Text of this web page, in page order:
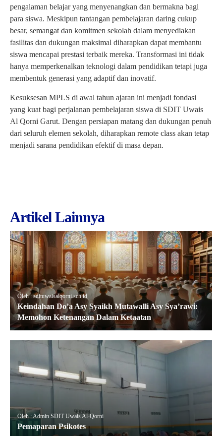
pengalaman belajar yang menyenangkan dan bermakna bagi
para siswa. Meskipun tantangan pembelajaran daring cukup
besar, semangat dan komitmen sekolah dalam menyediakan
fasilitas dan dukungan maksimal diharapkan dapat membantu
siswa mencapai prestasi terbaik mereka. Transformasi ini tidak
hanya memperkenalkan teknologi dalam pendidikan tetapi juga
membentuk generasi yang adaptif dan inovatif.
Kesuksesan MPLS di awal tahun ajaran ini menjadi fondasi
yang kuat bagi perjalanan pembelajaran siswa di SDIT Uwais
Al Qorni Garut. Dengan persiapan matang dan dukungan penuh
dari seluruh elemen sekolah, diharapkan remote class akan tetap
menjadi sarana pendidikan efektif di masa depan.
Artikel Lainnya
Oleh : sdituwaisalqorni.sch.id
Keindahan Do’a Asy Syaikh Mutawalli Asy Sya’rawi:
Memohon Ketenangan Dalam Ketaatan
Oleh : Admin SDIT Uwais Al-Qorni
Pemaparan Psikotes